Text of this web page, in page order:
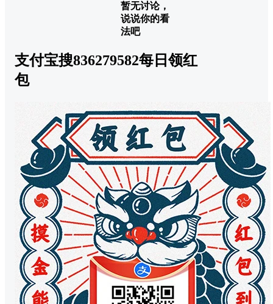
暂无讨论，
说说你的看
法吧
支付宝搜836279582每日领红
包